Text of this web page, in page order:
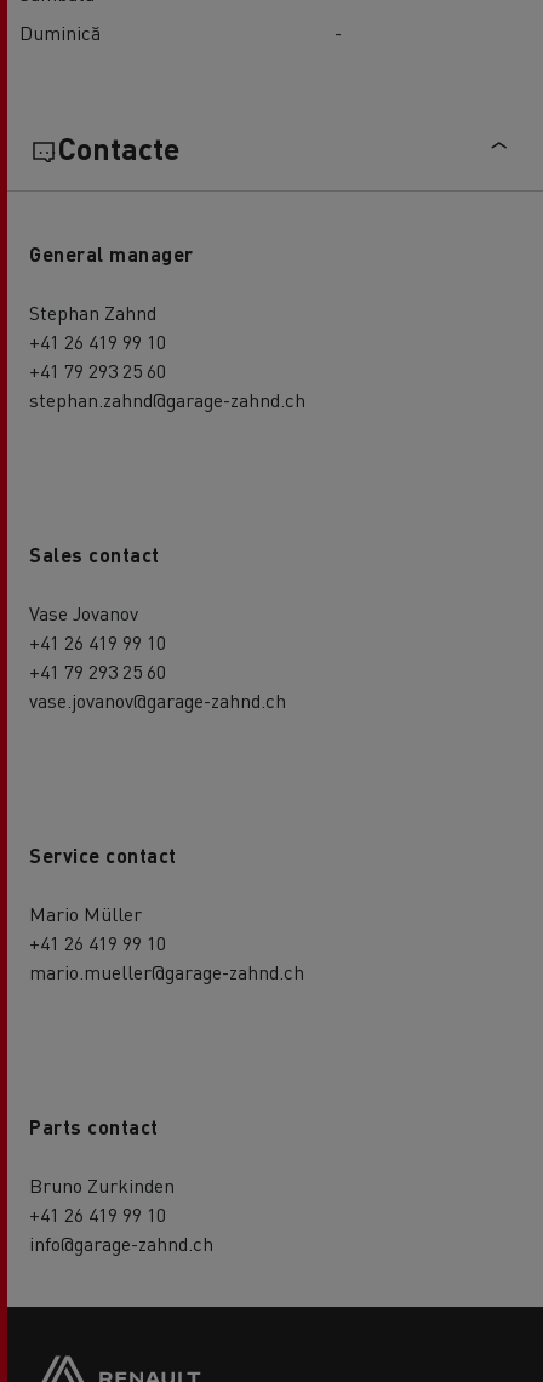
Duminică
-
Contacte
General manager
Stephan Zahnd
+41 26 419 99 10
+41 79 293 25 60
stephan.zahnd@garage-zahnd.ch
Sales contact
Vase Jovanov
+41 26 419 99 10
+41 79 293 25 60
vase.jovanov@garage-zahnd.ch
Service contact
Mario Müller
+41 26 419 99 10
mario.mueller@garage-zahnd.ch
Parts contact
Bruno Zurkinden
+41 26 419 99 10
info@garage-zahnd.ch